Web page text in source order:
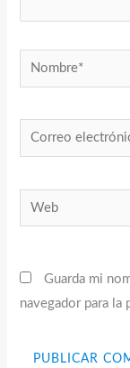
Nombre*
Correo
electrónico*
Web
Guarda mi
navegador para la